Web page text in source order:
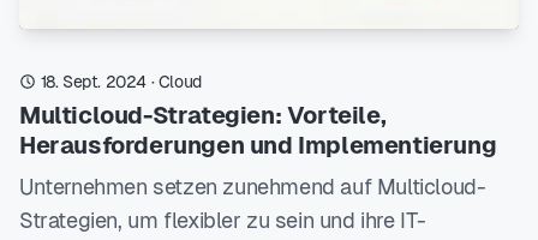
18. Sept. 2024 ·Cloud
Multicloud-Strategien: Vorteile,
Herausforderungen und Implementierung
Unternehmen setzen zunehmend auf Multicloud-
Strategien, um flexibler zu sein und ihre IT-